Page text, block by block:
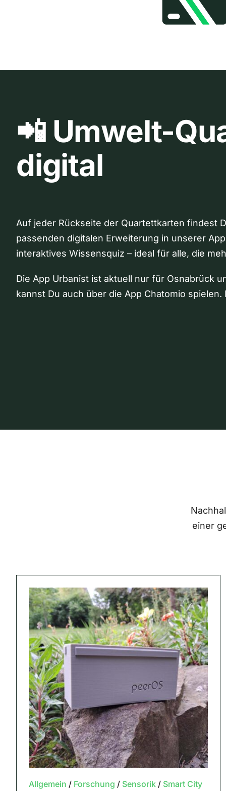
📲 Umwelt-
digital
Auf jeder Rückseite der Quartettkarten findest
passenden digitalen Erweiterung in unserer
interaktives Wissensquiz – ideal für alle, die
Die App Urbanist ist aktuell nur für Osnabrück
kannst Du auch über die App Chatomio
einer
Allgemein / Forschung / Sensorik/ Smart City